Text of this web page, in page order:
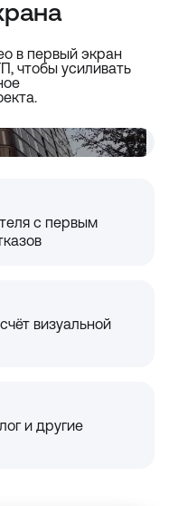
в первый экран
чтобы усиливать
с первым
визуальной
и другие